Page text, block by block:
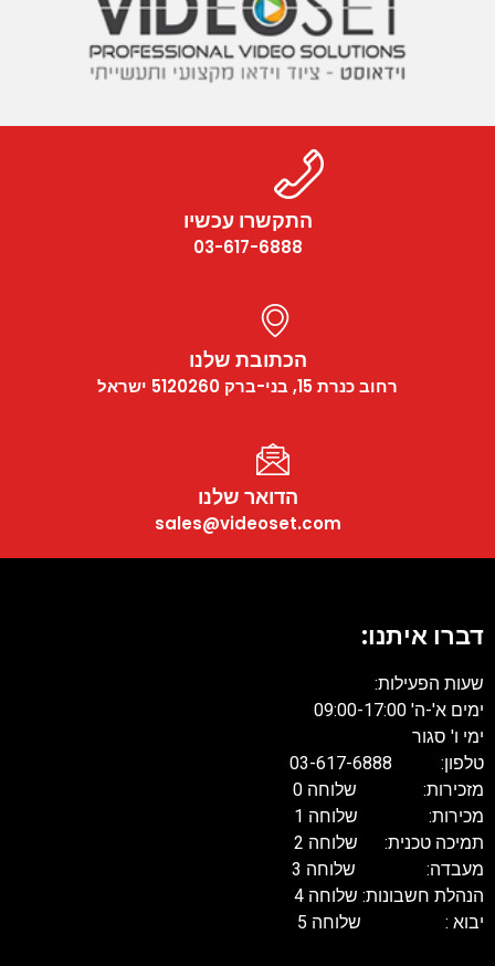
התקשרו עכשיו
03-617-6888
הכתובת שלנו
רחוב כנרת 15, בני-ברק 5120260 ישראל
הדואר שלנו
sales@videoset.com
דברו איתנו:
שעות הפעילות:
ימים א'-ה' 09:00-17:00
ימי ו' סגור
טלפון: 03-617-6888
מזכירות: שלוחה 0
מכירות: שלוחה 1
תמיכה טכנית: שלוחה 2
מעבדה: שלוחה 3
הנהלת חשבונות: שלוחה 4
יבוא : שלוחה 5